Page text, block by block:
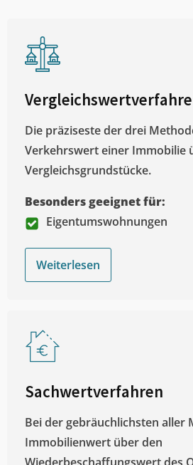
Die präziseste der drei
Verkehrswert einer Immobilie
Vergleichsgrundstücke.
Besonders geeignet für:
Eigentumswohnungen
Weiterlesen
Sachwertverfahren
Bei der gebräuchlichsten aller
Immobilienwert über den